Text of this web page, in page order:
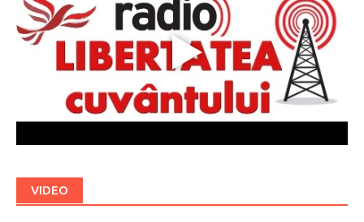
VIDEO